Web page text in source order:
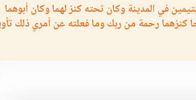
في المدينة وكان تحته كنز لهما وكان أبوهما
كنزهما رحمة من ربك وما فعلته عن أمري ذلك
في شرح الدالية
مصحف كامل
الميلادي